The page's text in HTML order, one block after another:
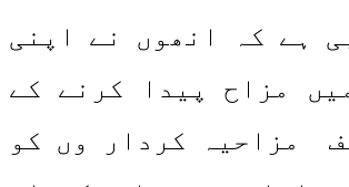
ہے کہ انھوں نے اپنی
مزاح پیدا کرنے کے
مزاحیہ کردار وں کو